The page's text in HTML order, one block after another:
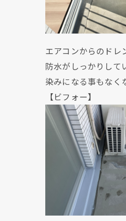
エアコンからのドレ
防水がしっかりして
染みになる事もなく
【ビフォ